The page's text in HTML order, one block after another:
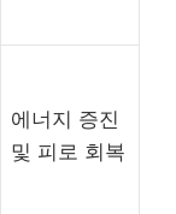
에너지 증진
및 피로 회복